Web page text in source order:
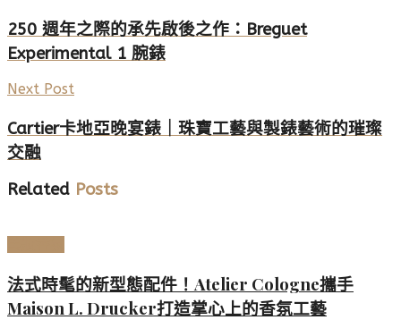
250 週年之際的承先啟後之作：Breguet
Experimental 1 腕錶
Next Post
Cartier卡地亞晚宴錶｜珠寶工藝與製錶藝術的璀璨
交融
Related Posts
法式時髦的新型態配件！Atelier Cologne攜手
Maison L. Drucker打造掌心上的香氛工藝